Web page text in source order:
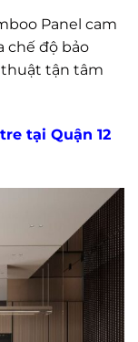
Panel cam
chế độ bảo
thuật tận tâm
tại Quận 12